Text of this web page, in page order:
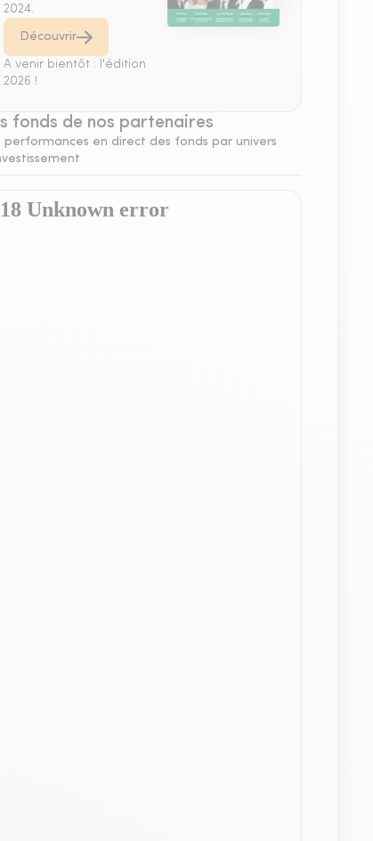
2024.
Découvrir
A venir bientôt : l'édition
2026 !
fonds de nos partenaires
performances en direct des fonds par univers